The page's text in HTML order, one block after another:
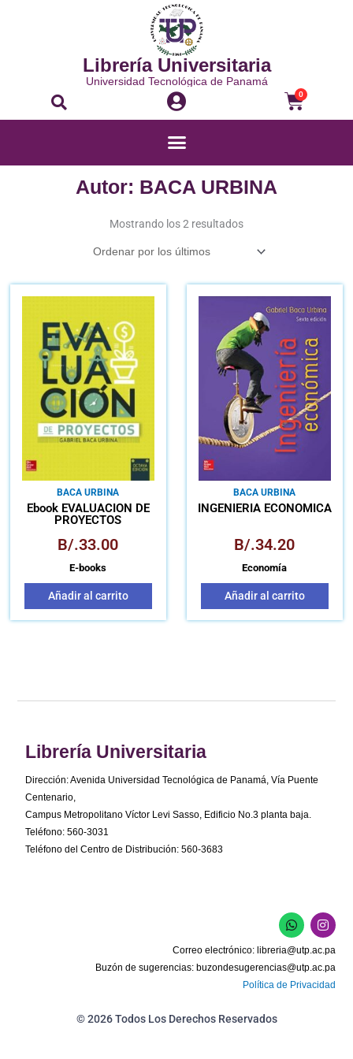
Librería Universitaria
Universidad Tecnológica de Panamá
Buscar 0
Carrito
Menú
Autor: BACA URBINA
Mostrando los 2 resultadospor
BACA URBINA
Ebook EVALUACION DE
PROYECTOS
B/.33.00
E-books
Añadir al carrito
BACA URBINA
INGENIERÍA ECONÓMICA
B/.34.20
Economía
Añadir al carrito
Librería Universitaria
Dirección: Avenida Universidad Tecnológica de Panamá, Vía Puente
Centenario,
Campus Metropolitano Víctor Levi Sasso, Edificio No.3 planta baja.
Teléfono: 560-3031
Teléfono del Centro de Distribución: 560-3683
W
h
a
t
s
a
p
I
n
s
t
a
g
r
Correo electrónico: libreria@utp.ac.pa
Buzón de sugerencias: buzondesugerencias@utp.ac.pa
Política de Privacidad
© 2026 Todos Los Derechos Reservados